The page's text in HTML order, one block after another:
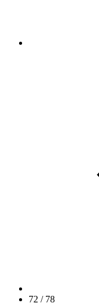
72 / 78